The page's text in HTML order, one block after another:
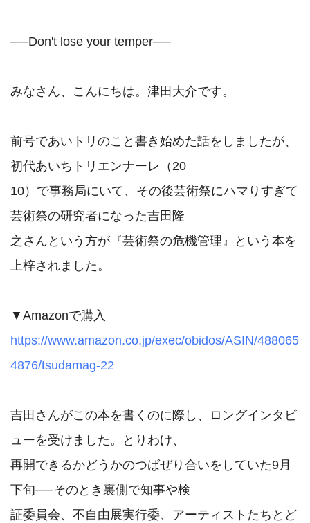
──Don't lose your temper──
みなさん、こんにちは。津田大介です。
前号であいトリのこと書き始めた話をしましたが、
初代あいちトリエンナーレ（20
10）で事務局にいて、その後芸術祭にハマりすぎて
芸術祭の研究者になった吉田隆
之さんという方が『芸術祭の危機管理』という本を
上梓されました。
https://www.amazon.co.jp/exec/obidos/ASIN/488065
4876/tsudamag-22
吉田さんがこの本を書くのに際し、ロングインタビ
ューを受けました。とりわけ、
再開できるかどうかのつばぜり合いをしていた9月
下旬──そのとき裏側で知事や検
証委員会、不自由展実行委、アーティストたちとど